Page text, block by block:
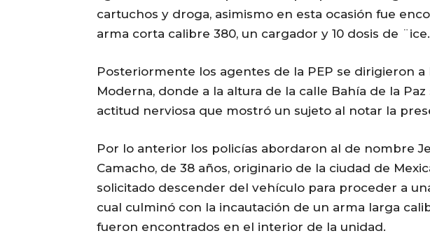
cartuchos y droga, asimismo en esta ocasión fue
arma corta calibre 380, un cargador y 10 dosis de ¨ice.
Posteriormente los agentes de la PEP se dirigieron a
Moderna, donde a la altura de la calle Bahía de la
actitud nerviosa que mostró un sujeto al notar la
Por lo anterior los policías abordaron al de nombre
Camacho, de 38 años, originario de la ciudad de
solicitado descender del vehículo para proceder a
cual culminó con la incautación de un arma larga
fueron encontrados en el interior de la unidad.